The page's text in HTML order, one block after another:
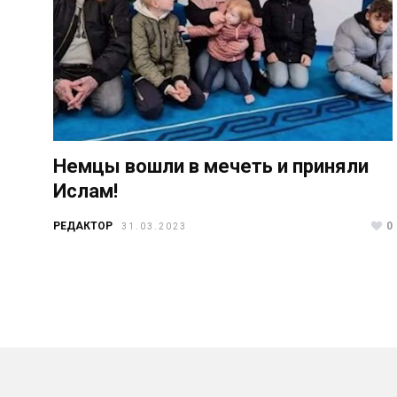
Немцы вошли в мечеть и приняли
Ислам!
РЕДАКТОР 31.03.2023 0